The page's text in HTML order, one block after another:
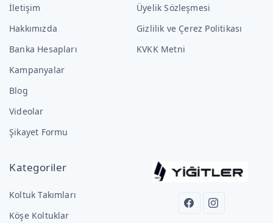
İletişim
Hakkımızda
Banka Hesapları
Kampanyalar
Blog
Videolar
Şikayet Formu
Üyelik Sözleşmesi
Gizlilik ve Çerez Politikası
KVKK Metni
Kategoriler
Koltuk Takımları
Köşe Koltuklar